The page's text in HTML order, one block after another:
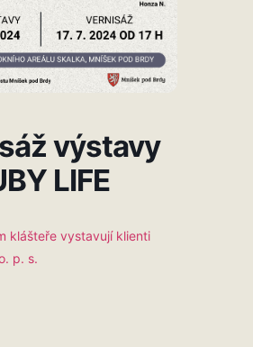
výstavy
LIFE
klášteře vystavují klienti
p. s.